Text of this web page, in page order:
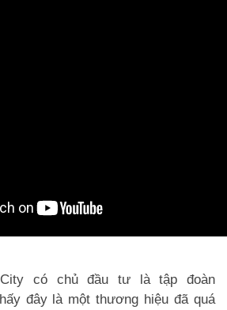
có chủ đầu tư là tập đoàn
đây là một thương hiệu đã quá